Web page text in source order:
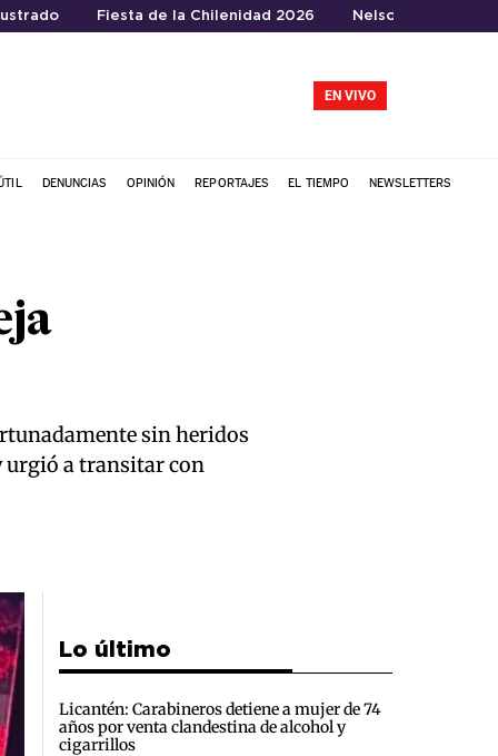
Fiesta de la Chilenidad 2026 Nelson Tapia
EN VIVO
DENUNCIAS OPINIÓN REPORTAJES EL TIEMPO NEWSLETTERS
sin heridos
urgió a transitar con
Lo último
Licantén: Carabineros detiene a mujer de 74
años por venta clandestina de alcohol y
cigarrillos